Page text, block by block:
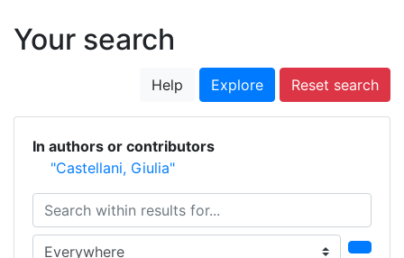
Your search
Help Explore Reset search
In authors or contributors
"Castellani, Giulia"
Search within results for...
Search in...